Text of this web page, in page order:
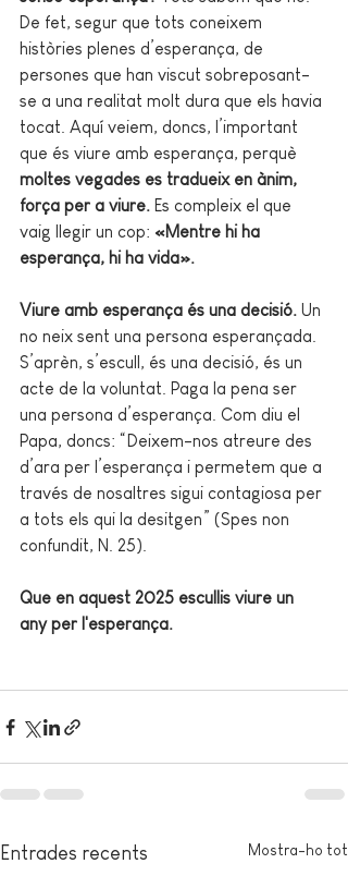
De fet, segur que tots coneixem
històries plenes d’esperança, de
persones que han viscut sobreposant-
se a una realitat molt dura que els havia
tocat. Aquí veiem, doncs, l’important
que és viure amb esperança, perquè
moltes vegades es tradueix en ànim,
força per a viure. Es compleix el que
vaig llegir un cop: «Mentre hi ha
esperança, hi ha vida».
Viure amb esperança és una decisió. Un
no neix sent una persona esperançada.
S’aprèn, s’escull, és una decisió, és un
acte de la voluntat. Paga la pena ser
una persona d’esperança. Com diu el
Papa, doncs: “Deixem-nos atreure des
d’ara per l’esperança i permetem que a
través de nosaltres sigui contagiosa per
a tots els qui la desitgen” (Spes non
confundit, N. 25).
Que en aquest 2025 escullis viure un
any per l'esperança.
Entrades recents Mostra-ho tot